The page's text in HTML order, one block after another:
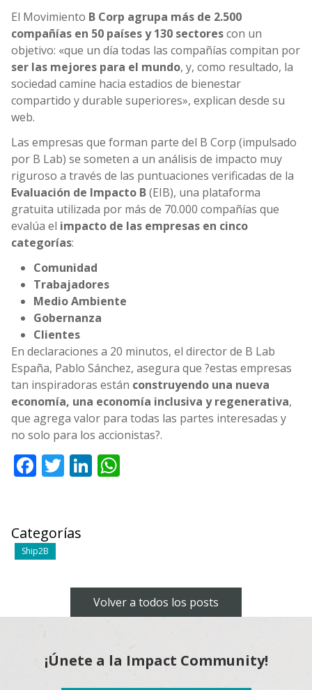
El Movimiento B Corp agrupa más de 2.500
compañías en 50 países y 130 sectorescon un
objetivo: «que un día todas las compañías compitan por
ser las mejores para el mundo, y, como resultado, la
sociedad camine hacia estadios de bienestar
compartido y durable superiores», explican desde su
web.
Las empresas que forman parte del B Corp (impulsado
por B Lab) se someten a un análisis de impacto muy
riguroso a través de las puntuaciones verificadas de la
Evaluación de Impacto B(EIB), una plataforma
gratuita utilizada por más de 70.000 compañías que
evalúa el impacto de las empresas en cinco
categorías:
Comunidad
Trabajadores
Medio Ambiente
Gobernanza
Clientes
En declaraciones a 20 minutos, el director de B Lab
España, Pablo Sánchez, asegura que ?estas empresas
tan inspiradoras están construyendo una nueva
economía, una economía inclusiva y regenerativa,
que agrega valor para todas las partes interesadas y
no solo para los accionistas?.
Facebook
TwitterLinkedIn
Categorías
Ship2B
Volver a todos los posts
¡Únete a la Impact Community!